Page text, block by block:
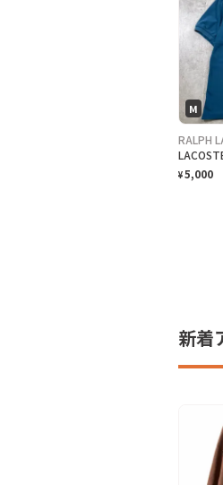
M
RALPH
¥5,000
新着